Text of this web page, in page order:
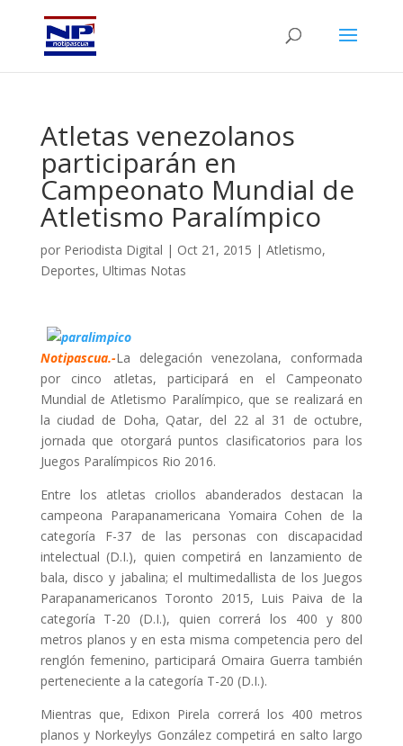
Atletas venezolanos
participarán en
Campeonato Mundial de
Atletismo Paralímpico
por Periodista Digital | Oct 21, 2015 | Atletismo,
Deportes, Ultimas Notas
Notipascua.-La delegación venezolana, conformada
por cinco atletas, participará en el Campeonato
Mundial de Atletismo Paralímpico, que se realizará en
la ciudad de Doha, Qatar, del 22 al 31 de octubre,
jornada que otorgará puntos clasificatorios para los
Juegos Paralímpicos Rio 2016.
Entre los atletas criollos abanderados destacan la
campeona Parapanamericana Yomaira Cohen de la
categoría F-37 de las personas con discapacidad
intelectual (D.I.), quien competirá en lanzamiento de
bala, disco y jabalina; el multimedallista de los Juegos
Parapanamericanos Toronto 2015, Luis Paiva de la
categoría T-20 (D.I.), quien correrá los 400 y 800
metros planos y en esta misma competencia pero del
renglón femenino, participará Omaira Guerra también
perteneciente a la categoría T-20 (D.I.).
Mientras que, Edixon Pirela correrá los 400 metros
planos y Norkeylys González competirá en salto largo